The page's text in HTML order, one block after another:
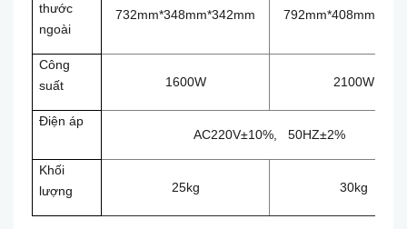
thước
ngoài
732mm*348mm*342mm
Công
suất
1600W 2100W
Điện áp
AC220V±10%, 50HZ±2%
Khối
lượng
25kg 30kg